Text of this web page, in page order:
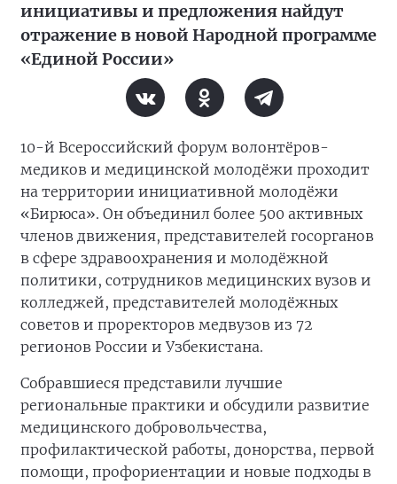
инициативы и предложения найдут
отражение в новой Народной программе
«Единой России»
10-й Всероссийский форум волонтёров-
медиков и медицинской молодёжи проходит
на территории инициативной молодёжи
«Бирюса». Он объединил более 500 активных
членов движения, представителей госорганов
в сфере здравоохранения и молодёжной
политики, сотрудников медицинских вузов и
колледжей, представителей молодёжных
советов и проректоров медвузов из 72
регионов России и Узбекистана.
Собравшиеся представили лучшие
региональные практики и обсудили развитие
медицинского добровольчества,
профилактической работы, донорства, первой
помощи, профориентации и новые подходы в